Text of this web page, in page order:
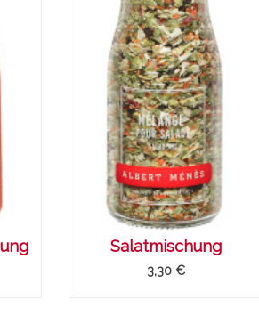
Mousse au chocolat
gingembre et sésame
Mousse au chocolat gingembre
Salatmischung
3,30 €